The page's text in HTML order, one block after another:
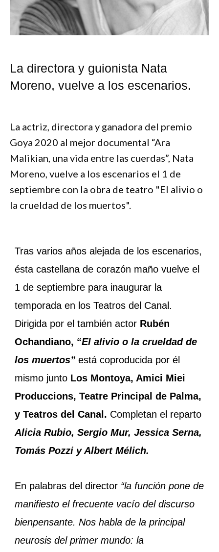
La directora y guionista Nata
Moreno, vuelve a los escenarios.
La actriz, directora y ganadora del premio
Goya 2020 al mejor documental “Ara
Malikian, una vida entre las cuerdas”, Nata
Moreno, vuelve a los escenarios el 1 de
septiembre con la obra de teatro "El alivio o
la crueldad de los muertos".
Tras varios años alejada de los escenarios,
ésta castellana de corazón maño vuelve el
1 de septiembre para inaugurar la
temporada en los Teatros del Canal.
Dirigida por el también actor Rubén
Ochandiano, “El alivio o la crueldad de
los muertos” está coproducida por él
mismo junto Los Montoya, Amici Miei
Produccions, Teatre Principal de Palma,
y Teatros del Canal. Completan el reparto
Alicia Rubio, Sergio Mur, Jessica Serna,
Tomás Pozzi y Albert Mélich.
En palabras del director “la función pone de
manifiesto el frecuente vacío del discurso
bienpensante. Nos habla de la principal
neurosis del primer mundo: la